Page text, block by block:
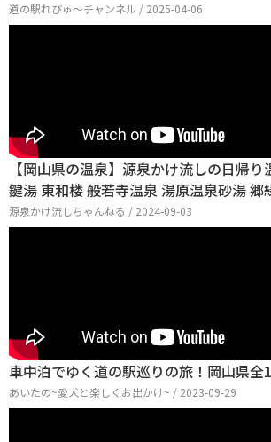
道の駅れびゅ〜チャンネル / 2025-04-06
【岡山県の温泉】源泉かけ流しの日帰
鍵湯 東和楼 般若寺温泉 湯原温泉砂湯 郷
源泉かけ流しちゃんねる / 2024-09-03
車中泊でゆく道の駅巡りの旅！岡山県全
あいたの~愛犬と楽しくお出かけ~ / 2023-09-29